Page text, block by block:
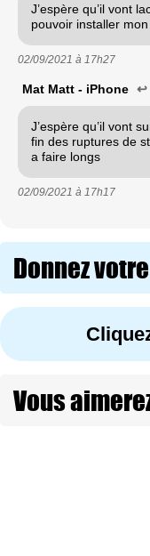
J’espère qu’il vont
pouvoir installer
02/09/2021 à 17h27
Mat Matt - iPhone ↩
J’espère qu’il vont
fin des ruptures de
a faire longs
02/09/2021 à 17h17
Donnez
Vous